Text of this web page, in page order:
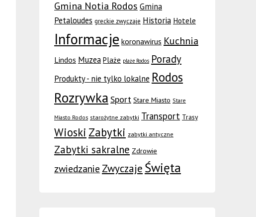
Gmina Notia Rodos Gmina
Petaloudes greckie zwyczaje Historia Hotele
Informacje koronawirus Kuchnia
Lindos Muzea Plaże plaże Rodos Porady
Produkty - nie tylko lokalne Rodos
Rozrywka Sport Stare Miasto Stare
Miasto Rodos starożytne zabytki Transport Trasy
Wioski Zabytki zabytki antyczne
Zabytki sakralne Zdrowie
zwiedzanie Zwyczaje Święta